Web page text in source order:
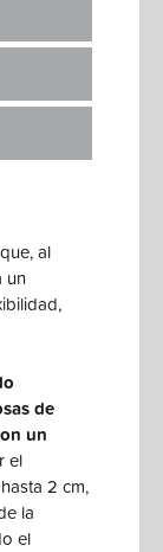
al
un
de
un
el
2 cm,
la
el